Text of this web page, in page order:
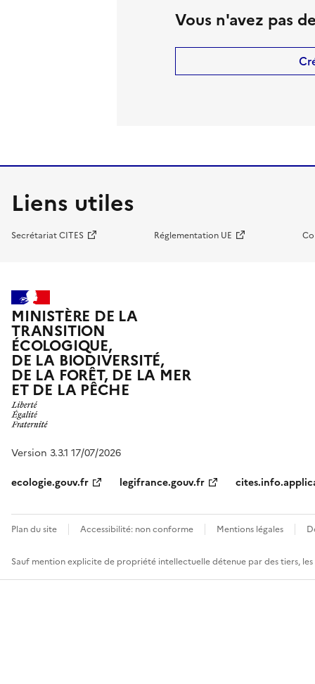
Vous n'avez pas
Liens utiles
Secrétariat CITES Réglementation UE
MINISTÈRE DE LA
TRANSITION
ÉCOLOGIQUE,
DE LA BIODIVERSITÉ,
DE LA FORÊT, DE LA MER
ET DE LA PÊCHE
Version 3.3.1 17/07/2026
ecologie.gouv.fr
legifrance.gouv.fr
Plan du site Accessibilité: non conforme Mentions légales
Sauf mention explicite de propriété intellectuelle détenue par des tiers,